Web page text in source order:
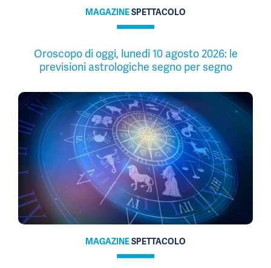
MAGAZINESPETTACOLO
Oroscopo di oggi, lunedì 10 agosto 2026: le
previsioni astrologiche segno per segno
MAGAZINESPETTACOLO